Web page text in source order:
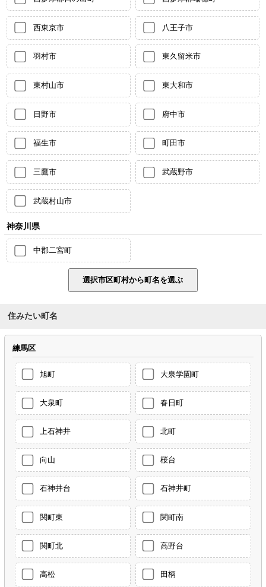
西東京市 八王子市
羽村市 東久留米市
東村山市 東大和市
日野市 府中市
福生市 町田市
三鷹市 武蔵野市
武蔵村山市
神奈川県
中郡二宮町
住みたい町名
練馬区
旭町 大泉学園町
大泉町 春日町
上石神井 北町
向山 桜台
石神井台 石神井町
関町東 関町南
関町北 高野台
高松 田柄